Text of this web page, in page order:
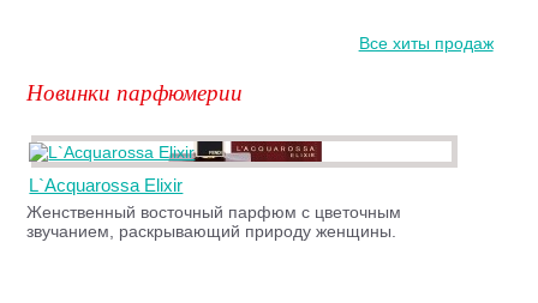
Все хиты продаж
Новинки парфюмерии
L`Acquarossa Elixir
Женственный восточный парфюм с цветочным
звучанием, раскрывающий природу женщины.